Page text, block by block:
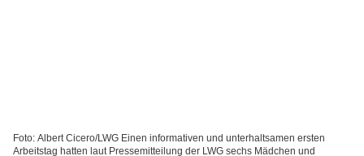
Foto: Albert Cicero/LWG Einen informativen und unterhaltsamen ersten
Arbeitstag hatten laut Pressemitteilung der LWG sechs Mädchen und